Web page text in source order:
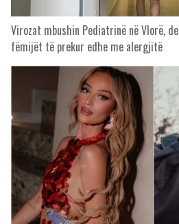
Virozat mbushin Pediatrinë në Vlorë,
fëmijët të prekur edhe me alergjitë